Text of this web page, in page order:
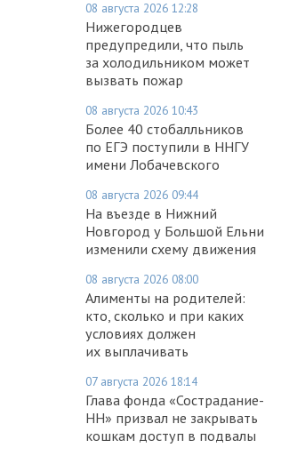
08 августа 2026 12:28
Нижегородцев
предупредили, что пыль
за холодильником может
вызвать пожар
08 августа 2026 10:43
Более 40 стобалльников
по ЕГЭ поступили в ННГУ
имени Лобачевского
08 августа 2026 09:44
На въезде в Нижний
Новгород у Большой Ельни
изменили схему движения
08 августа 2026 08:00
Алименты на родителей:
кто, сколько и при каких
условиях должен
их выплачивать
07 августа 2026 18:14
Глава фонда «Сострадание-
НН» призвал не закрывать
кошкам доступ в подвалы